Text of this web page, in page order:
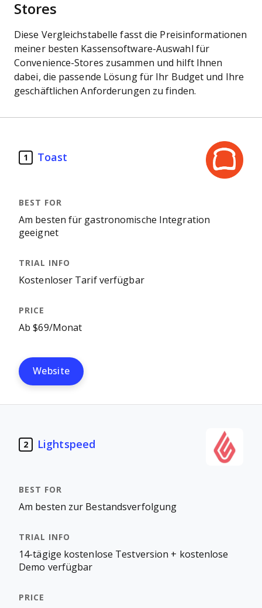
Stores
Diese Vergleichstabelle fasst die Preisinformationen
meiner besten Kassensoftware-Auswahl für
Convenience-Stores zusammen und hilft Ihnen
dabei, die passende Lösung für Ihr Budget und Ihre
geschäftlichen Anforderungen zu finden.
1 Toast
Am besten für gastronomische Integration
geeignet
Kostenloser Tarif verfügbar
Ab $69/Monat
Website
2 Lightspeed
Am besten zur Bestandsverfolgung
14-tägige kostenlose Testversion + kostenlose
Demo verfügbar